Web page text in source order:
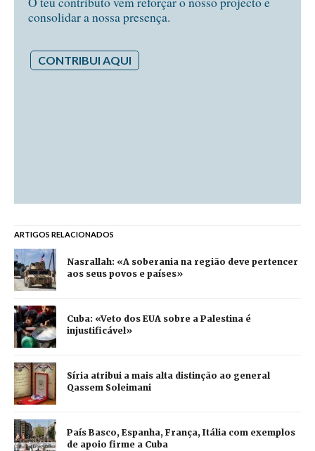
consolidar a nossa presença.
CONTRIBUI AQUI
ARTIGOS RELACIONADOS
Nasrallah: «A soberania na região deve pertencer
aos seus povos e países»
Cuba: «Veto dos EUA sobre a Palestina é
injustificável»
Síria atribui a mais alta distinção ao general
Qassem Soleimani
País Basco, Espanha, França, Itália com exemplos
de apoio firme a Cuba